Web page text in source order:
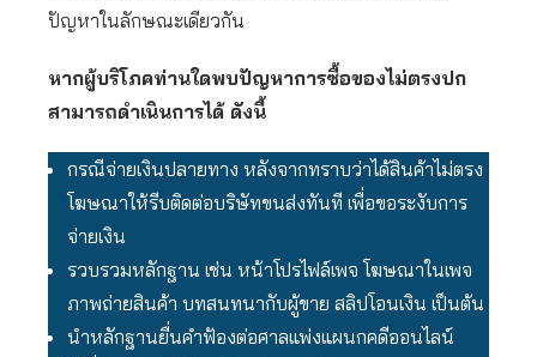
ปัญหาในลักษณะเดียวกัน
หากผู้บริโภคท่านใดพบปัญหาการซื้อของไม่ตรงปก
สามารถดำเนินการได้ ดังนี้
กรณีจ่ายเงินปลายทาง หลังจากทราบว่าได้สินค้าไม่ตรง
โฆษณาให้รีบติดต่อบริษัทขนส่งทันที เพื่อขอระงับการ
จ่ายเงิน
รวบรวมหลักฐาน เช่น หน้าโปรไฟล์เพจ โฆษณาในเพจ
ภาพถ่ายสินค้า บทสนทนากับผู้ขาย สลิปโอนเงิน เป็นต้น
นำหลักฐานยื่นคำฟ้องต่อศาลแพ่งแผนกคดีออนไลน์